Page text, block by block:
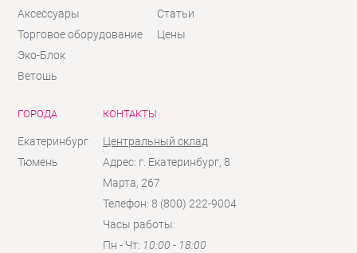
Аксессуары
Торговое оборудование
Эко-Блок
Ветошь
Статьи
Цены
ГОРОДА
Екатеринбург
Тюмень
КОНТАКТЫ
Центральный склад
Адрес: г. Екатеринбург, 8
Марта, 267
Телефон: 8 (800) 222-9004
Часы работы:
Пн - Чт: 10:00 - 18:00